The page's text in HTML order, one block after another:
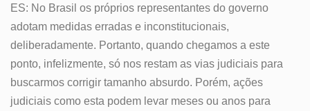
ES: No Brasil os próprios representantes do governo
adotam medidas erradas e inconstitucionais,
deliberadamente. Portanto, quando chegamos a este
ponto, infelizmente, só nos restam as vias judiciais para
buscarmos corrigir tamanho absurdo. Porém, ações
judiciais como esta podem levar meses ou anos para